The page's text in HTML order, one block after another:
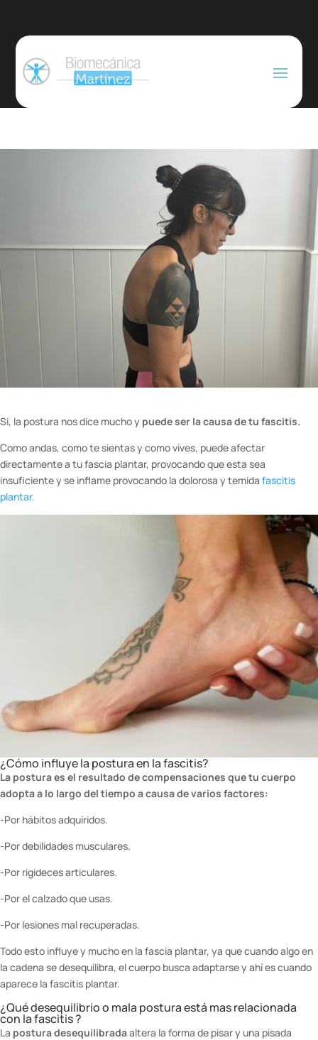
Si, la postura nos dice mucho y puede ser la causa de tu fascitis.
Como andas, como te sientas y como vives, puede afectar
directamente a tu fascia plantar, provocando que esta sea
insuficiente y se inflame provocando la dolorosa y temida fascitis
plantar.
¿Cómo influye la postura en la fascitis?
La postura es el resultado de compensaciones que tu cuerpo
adopta a lo largo del tiempo a causa de varios factores:
-Por hábitos adquiridos.
-Por debilidades musculares.
-Por rigideces articulares.
-Por el calzado que usas.
-Por lesiones mal recuperadas.
Todo esto influye y mucho en la fascia plantar, ya que cuando algo en
la cadena se desequilibra, el cuerpo busca adaptarse y ahí es cuando
aparece la fascitis plantar.
¿Qué desequilibrio o mala postura está mas relacionada
con la fascitis ?
La postura desequilibradaaltera la forma de pisar y una pisada